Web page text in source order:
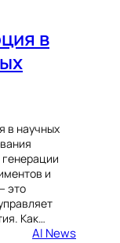
в
в научных
и
это
Как…
AI News